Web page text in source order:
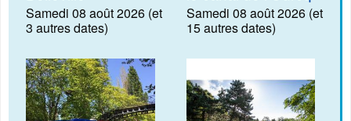
Samedi 08 août 2026 (et
3 autres dates)
Samedi 08 août 2026 (et
15 autres dates)